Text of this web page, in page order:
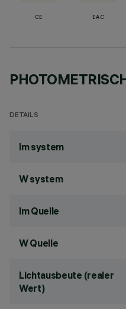
CE EAC
DETAILS
lm system
W system
lm Quelle
W Quelle
Lichtausbeute (realer
Wert)